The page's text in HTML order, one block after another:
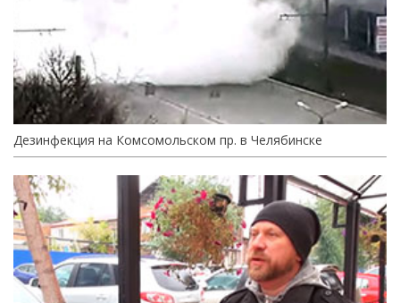
Дезинфекция на Комсомольском пр. в Челябинске